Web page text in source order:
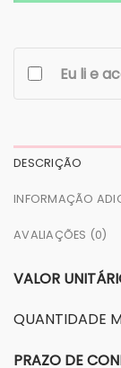
Eu li e
DESCRIÇÃO
INFORMAÇÃO
AVALIAÇÕES (0)
VALOR
QUANTIDADE
PRAZO DE